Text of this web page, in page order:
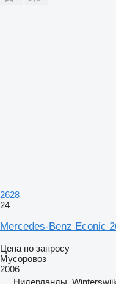
2628
24
Mercedes-Benz Econic
Цена по запросу
Мусоровоз
2006
Нидерланды,